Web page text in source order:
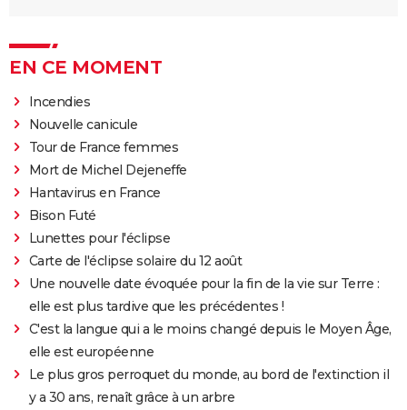
EN CE MOMENT
Incendies
Nouvelle canicule
Tour de France femmes
Mort de Michel Dejeneffe
Hantavirus en France
Bison Futé
Lunettes pour l'éclipse
Carte de l'éclipse solaire du 12 août
Une nouvelle date évoquée pour la fin de la vie sur Terre :
elle est plus tardive que les précédentes !
C'est la langue qui a le moins changé depuis le Moyen Âge,
elle est européenne
Le plus gros perroquet du monde, au bord de l'extinction il
y a 30 ans, renaît grâce à un arbre